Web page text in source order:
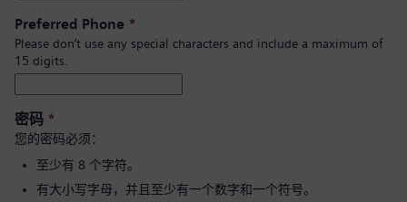
Preferred Phone *
Please don’t use any special characters and include a maximum of
15 digits.
密码 *
您的密码必须：
至少有 8 个字符。
有大小写字母，并且至少有一个数字和一个符号。